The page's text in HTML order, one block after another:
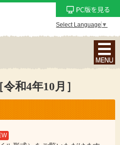
Select Language ▼
ナ
ビ
ョ
ン
ニ
和4年10月］